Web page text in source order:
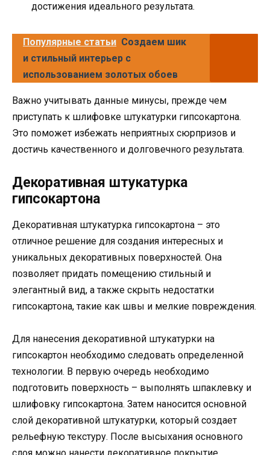
достижения идеального результата.
Популярные статьи Создаем шик
и стильный интерьер с
использованием золотых обоев
Важно учитывать данные минусы, прежде чем
приступать к шлифовке штукатурки гипсокартона.
Это поможет избежать неприятных сюрпризов и
достичь качественного и долговечного результата.
Декоративная штукатурка
гипсокартона
Декоративная штукатурка гипсокартона – это
отличное решение для создания интересных и
уникальных декоративных поверхностей. Она
позволяет придать помещению стильный и
элегантный вид, а также скрыть недостатки
гипсокартона, такие как швы и мелкие повреждения.
Для нанесения декоративной штукатурки на
гипсокартон необходимо следовать определенной
технологии. В первую очередь необходимо
подготовить поверхность – выполнять шпаклевку и
шлифовку гипсокартона. Затем наносится основной
слой декоративной штукатурки, который создает
рельефную текстуру. После высыхания основного